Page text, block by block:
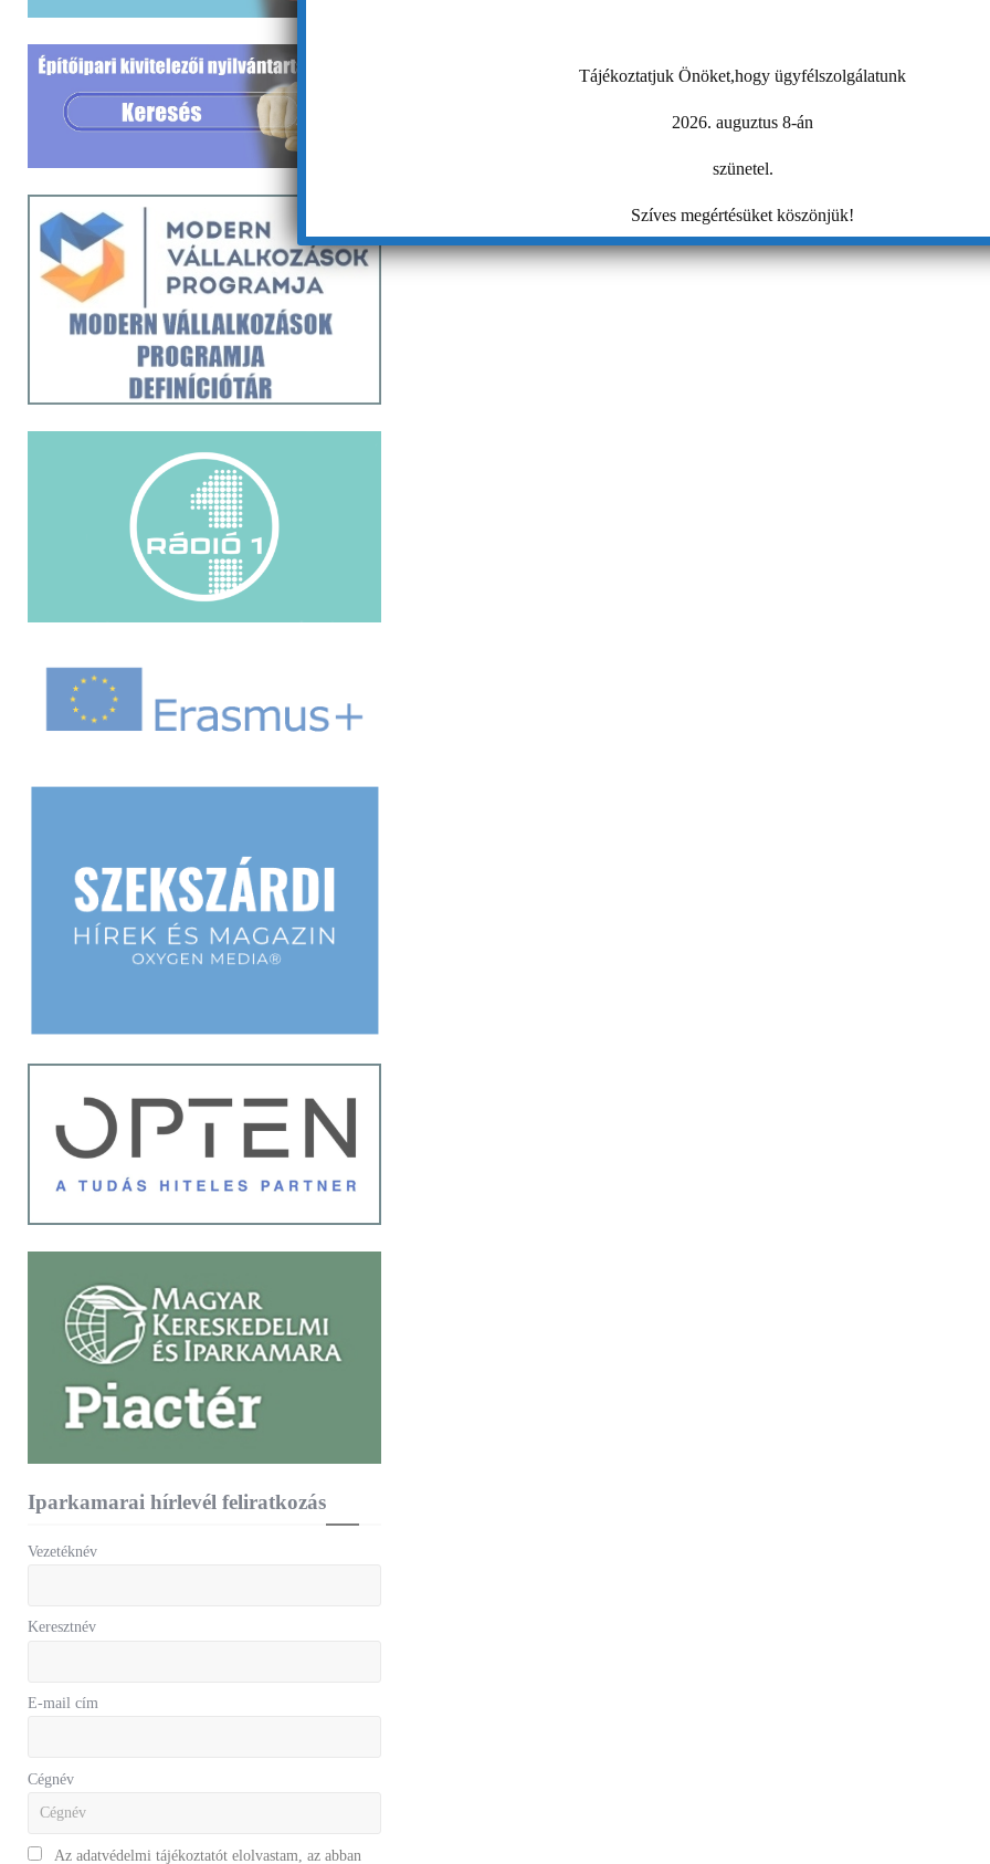
Iparkamarai hírlevél feliratkozás
Vezetéknév
Keresztnév
E-mail cím
Cégnév
Az adatvédelmi tájékoztatót elolvastam, az abban
Tájékoztatjuk Önöket,hogy ügyfélszolgálatunk
2026. auguztus 8-án
szünetel.
Szíves megértésüket köszönjük!